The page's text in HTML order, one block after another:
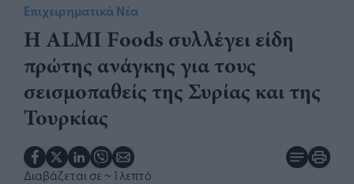
Επιχειρηματικά Νέα
Η ALMI Foods συλλέγει είδη
πρώτης ανάγκης για τους
σεισμοπαθείς της Συρίας και της
Τουρκίας
Διαβάζεται σε ~ 1 λεπτό